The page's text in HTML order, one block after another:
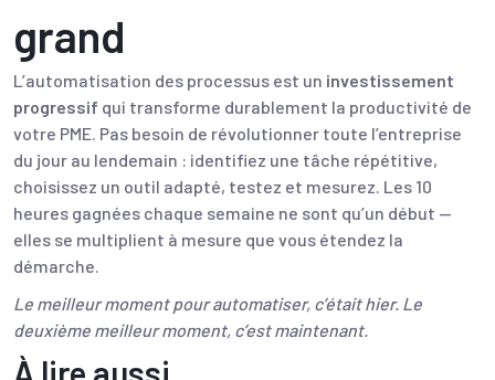
grand
L’automatisation des processus est un investissement
progressif qui transforme durablement la productivité de
votre PME. Pas besoin de révolutionner toute l’entreprise
du jour au lendemain : identifiez une tâche répétitive,
choisissez un outil adapté, testez et mesurez. Les 10
heures gagnées chaque semaine ne sont qu’un début —
elles se multiplient à mesure que vous étendez la
démarche.
Le meilleur moment pour automatiser, c’était hier. Le
deuxième meilleur moment, c’est maintenant.